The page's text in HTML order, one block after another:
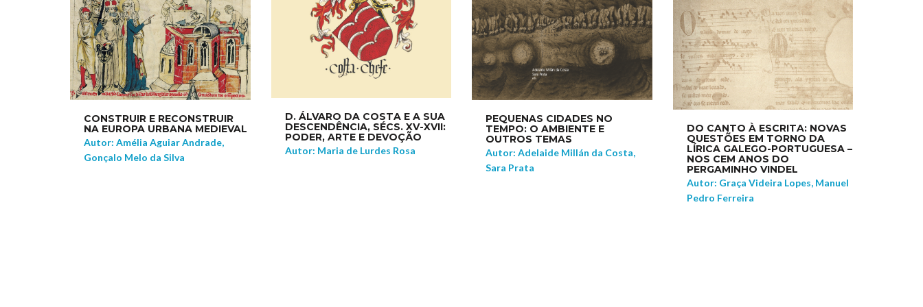
CONSTRUIR E RECONSTRUIR
NA EUROPA URBANA MEDIEVAL
Autor: Amélia Aguiar Andrade,
Gonçalo Melo da Silva
D. ÁLVARO DA COSTA E A SUA
DESCENDÊNCIA, SÉCS. XV-XVII:
PODER, ARTE E DEVOÇÃO
Autor: Maria de Lurdes Rosa
PEQUENAS CIDADES NO
TEMPO: O AMBIENTE E
OUTROS TEMAS
Autor: Adelaide Millán da Costa,
Sara Prata
DO CANTO À ESCRITA: NOVAS
QUESTÕES EM TORNO DA
LÍRICA GALEGO-PORTUGUESA –
NOS CEM ANOS DO
PERGAMINHO VINDEL
Autor: Graça Videira Lopes, Manuel
Pedro Ferreira